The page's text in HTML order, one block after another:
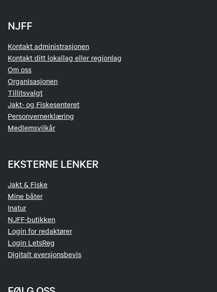
NJFF
Kontakt administrasjonen
Kontakt ditt lokallag eller regionlag
Om oss
Organisasjonen
Tillitsvalgt
Jakt- og Fiskesenteret
Personvernerklæring
Medlemsvilkår
EKSTERNE LENKER
Jakt & Fiske
Mine båter
Inatur
NJFF-butikken
Login for redaktører
Login LetsReg
Digitalt aversjonsbevis